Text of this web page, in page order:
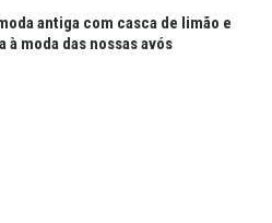
antiga com casca de limão e
à moda das nossas avós